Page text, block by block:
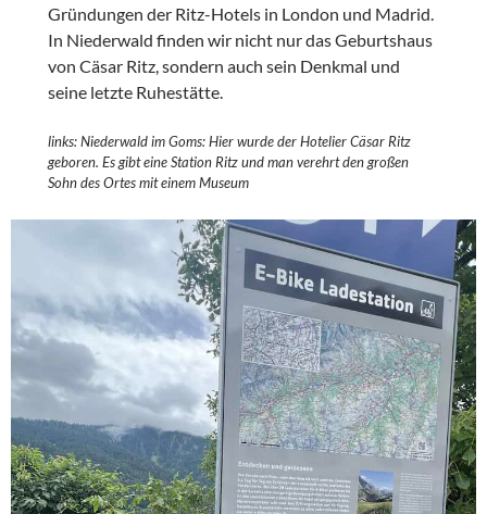
Gründungen der Ritz-Hotels in London und Madrid.
In Niederwald finden wir nicht nur das Geburtshaus
von Cäsar Ritz, sondern auch sein Denkmal und
seine letzte Ruhestätte.
links:Niederwald im Goms: Hier wurde der Hotelier Cäsar Ritz
geboren. Es gibt eine Station Ritz und man verehrt den großen
Sohn des Ortes mit einem Museum